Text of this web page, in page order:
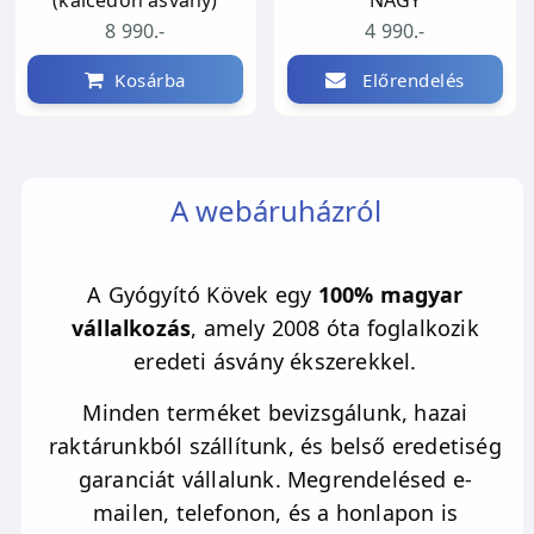
8 990.-
Kosárba
4 990.-
Előrendelés
A webáruházról
A Gyógyító Kövek egy 100% magyar
vállalkozás, amely 2008 óta foglalkozik
eredeti ásvány ékszerekkel.
Minden terméket bevizsgálunk, hazai
raktárunkból szállítunk, és belső eredetiség
garanciát vállalunk. Megrendelésed e-
mailen, telefonon, és a honlapon is